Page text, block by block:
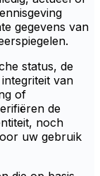
gegevens van
status, de
van
of
de
noch
uw gebruik